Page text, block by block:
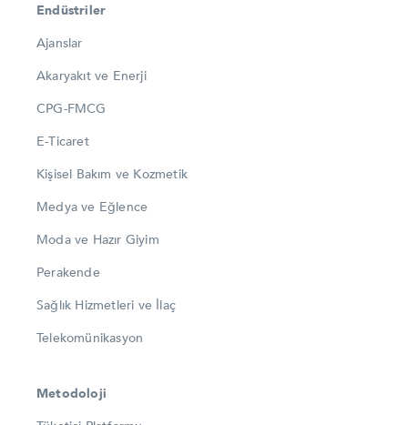
Endüstriler
Ajanslar
Akaryakıt ve Enerji
CPG-FMCG
E-Ticaret
Kişisel Bakım ve Kozmetik
Medya ve Eğlence
Moda ve Hazır Giyim
Perakende
Sağlık Hizmetleri ve İlaç
Telekomünikasyon
Metodoloji